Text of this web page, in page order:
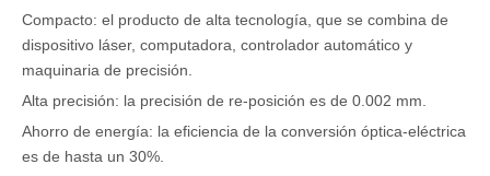
Compacto: el producto de alta tecnología, que se combina de
dispositivo láser, computadora, controlador automático y
maquinaria de precisión.
Alta precisión: la precisión de re-posición es de 0.002 mm.
Ahorro de energía: la eficiencia de la conversión óptica-eléctrica
es de hasta un 30%.